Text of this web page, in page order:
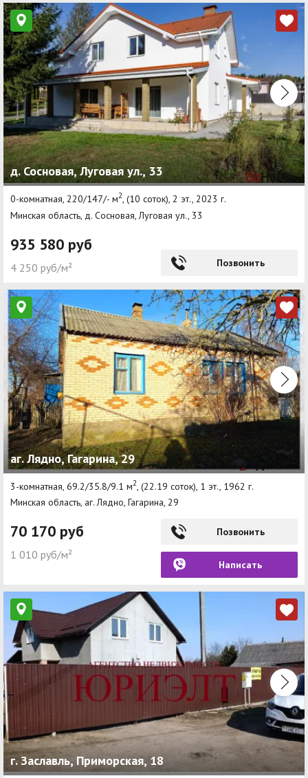
д. Сосновая, Луговая ул., 33
0-комнатная, 220/147/- м2, (10 соток), 2 эт., 2023 г.
Минская область, д. Сосновая, Луговая ул., 33
935 580 руб
4 250 руб/м² Позвонить
аг. Лядно, Гагарина, 29
3-комнатная, 69.2/35.8/9.1 м2 , (22.19 соток), 1 эт., 1962 г.
Минская область, аг. Лядно, Гагарина, 29
70 170 руб
1 010 руб/м²
Позвонить
Написать
г. Заславль, Приморская, 18